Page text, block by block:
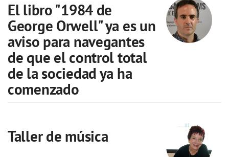
El libro "1984 de
George Orwell" ya es un
aviso para navegantes
de que el control total
de la sociedad ya ha
comenzado
Taller de música